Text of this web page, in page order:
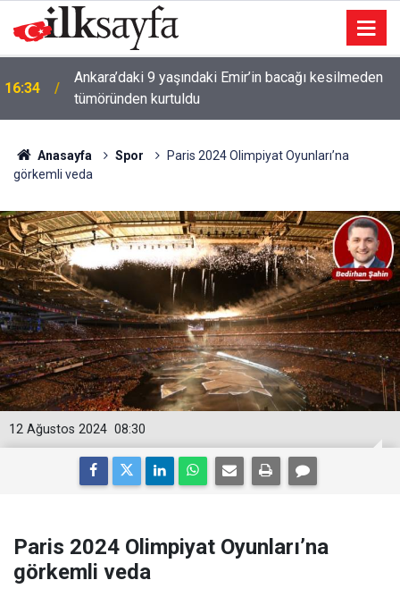
16:34
Ankara’daki 9 yaşındaki Emir’in bacağı kesilmeden
tümöründen kurtuldu
Anasayfa Spor
Paris 2024 Olimpiyat Oyunları’na
görkemli veda
08:30
12 Ağustos 2024
Paris 2024 Olimpiyat Oyunları’na
görkemli veda